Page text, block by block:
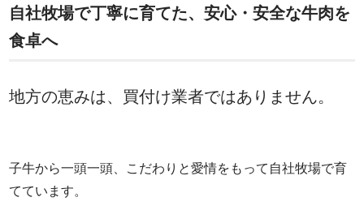
⾃社牧場で丁寧に育てた、安⼼・安全な⽜⾁を
⾷卓へ
地方の恵みは、買付け業者ではありません。
子牛から一頭一頭、こだわりと愛情をもって自社牧場で育
てています。